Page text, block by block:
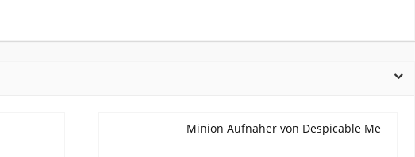
Minion Aufnäher von Despicable Me